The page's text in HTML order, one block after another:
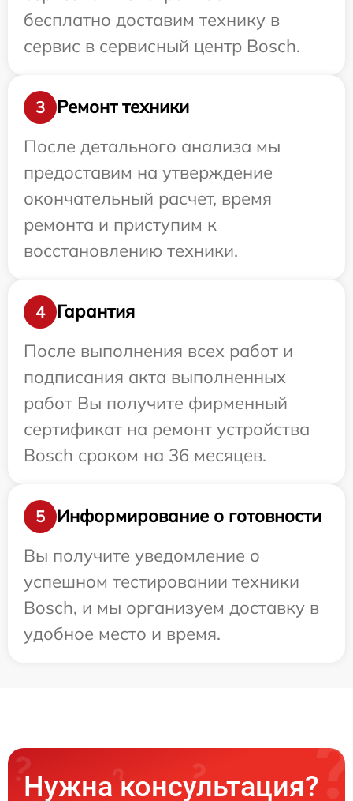
бесплатно доставим технику в
сервис в сервисный центр Bosch.
3
Ремонт техники
После детального анализа мы
предоставим на утверждение
окончательный расчет, время
ремонта и приступим к
восстановлению техники.
4
Гарантия
После выполнения всех работ и
подписания акта выполненных
работ Вы получите фирменный
сертификат на ремонт устройства
Bosch сроком на 36 месяцев.
5
Информирование о готовности
Вы получите уведомление о
успешном тестировании техники
Bosch, и мы организуем доставку в
удобное место и время.
Нужна консультация?